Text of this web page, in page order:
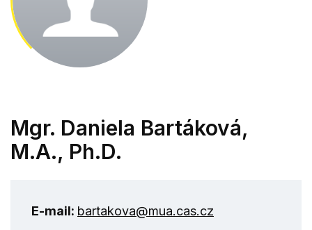
Mgr. Daniela Bartáková,
M.A., Ph.D.
E-mail: bartakova@mua.cas.cz